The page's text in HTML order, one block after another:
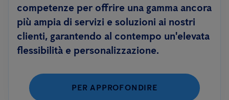
competenze per offrire una gamma ancora
più ampia di servizi e soluzioni ai nostri
clienti, garantendo al contempo un'elevata
flessibilità e personalizzazione.
PER APPROFONDIRE